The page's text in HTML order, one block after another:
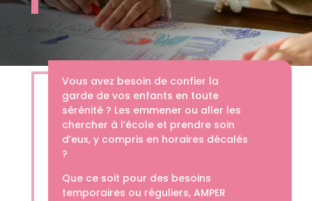
Vous avez besoin de confier la
garde de vos enfants en toute
sérénité ? Les emmener ou aller les
chercher à l’école et prendre soin
d’eux, y compris en horaires décalés
?
Que ce soit pour des besoins
temporaires ou réguliers, AMPER